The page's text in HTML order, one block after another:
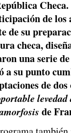
de los
de su
checa,
una serie
a su punto
de
levedad
de